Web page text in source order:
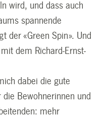
wird, und dass auch
spannende
der «Green Spin». Und
dem Richard-Ernst-
dabei die gute
Bewohnerinnen und
mehr